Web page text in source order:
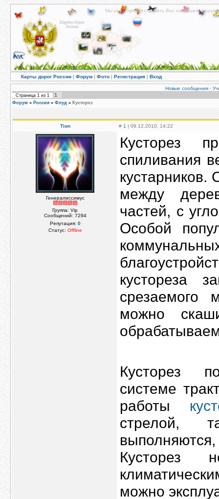
Мы рады приветствовать Вас на нашем
Карты дорог России | Форум | Фото | Регистрация | Вход
Новые сообщения·
Страница 1 из 1 1
Форум » Россия » Флуд » Кусторез
Tion # 1 | 09.12.2010, 14:22
Генералиссимус
Группа: Vip
Сообщений: 7294
Репутация: 0
Статус: Offline
Кусторез
спиливания
кустарников.
между
частей, с
Особой
кустореза
срезаемого
можно
Кусторез
системе
работы
стрелой,
Кусторез
можно